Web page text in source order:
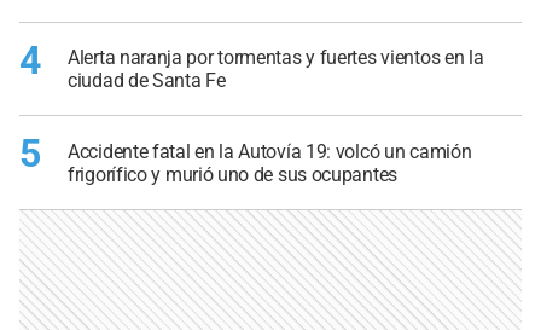
4
Alerta naranja por tormentas y fuertes vientos en la
ciudad de Santa Fe
5
Accidente fatal en la Autovía 19: volcó un camión
frigorífico y murió uno de sus ocupantes